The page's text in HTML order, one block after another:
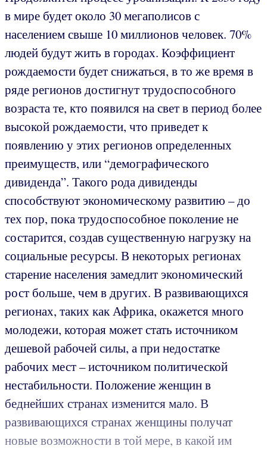
в мире будет около 30 мегаполисов с
населением свыше 10 миллионов человек. 70%
людей будут жить в городах. Коэффициент
рождаемости будет снижаться, в то же время в
ряде регионов достигнут трудоспособного
возраста те, кто появился на свет в период более
высокой рождаемости, что приведет к
появлению у этих регионов определенных
преимуществ, или “демографического
дивиденда”. Такого рода дивиденды
способствуют экономическому развитию – до
тех пор, пока трудоспособное поколение не
состарится, создав существенную нагрузку на
социальные ресурсы. В некоторых регионах
старение населения замедлит экономический
рост больше, чем в других. В развивающихся
регионах, таких как Африка, окажется много
молодежи, которая может стать источником
дешевой рабочей силы, а при недостатке
рабочих мест – источником политической
нестабильности. Положение женщин в
беднейших странах изменится мало. В
развивающихся странах женщины получат
новые возможности в той мере, в какой им